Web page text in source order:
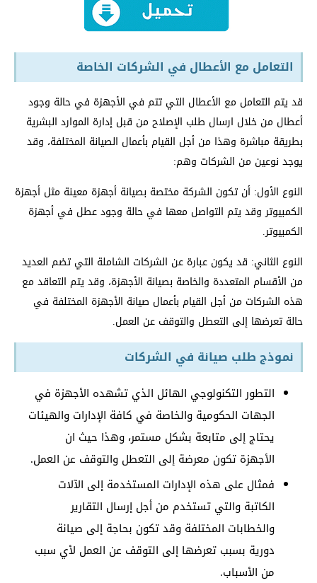
التعامل مع الأعطال في الشركات الخاصة
قد يتم التعامل مع الأعطال التي تتم في الأجهزة في حالة وجود
أعطال من خلال ارسال طلب الإصلاح من قبل إدارة الموارد البشرية
بطريقة مباشرة وهذا من أجل القيام بأعمال الصيانة المختلفة، وقد
يوجد نوعين من الشركات وهم:
النوع الأول: أن تكون الشركة مختصة بصيانة أجهزة معينة مثل أجهزة
الكمبيوتر وقد يتم التواصل معها في حالة وجود عطل في أجهزة
الكمبيوتر.
النوع الثاني: قد يكون عبارة عن الشركات الشاملة التي تضم العديد
من الأقسام المتعددة والخاصة بصيانة الأجهزة، وقد يتم التعاقد مع
هذه الشركات من أجل القيام بأعمال صيانة الأجهزة المختلفة في
حالة تعرضها إلى التعطل والتوقف عن العمل.
نموذج طلب صيانة في الشركات
التطور التكنولوجي الهائل الذي تشهده الأجهزة في
الجهات الحكومية والخاصة في كافة الإدارات والهيئات
يحتاج إلى متابعة بشكل مستمر، وهذا حيث ان
الأجهزة تكون معرضة إلى التعطل والتوقف عن العمل.
فمثال على هذه الإدارات المستخدمة إلى الآلات
الكاتبة والتي تستخدم من أجل إرسال التقارير
والخطابات المختلفة وقد تكون بحاجة إلى صيانة
دورية بسبب تعرضها إلى التوقف عن العمل لأي سبب
من الأسباب.